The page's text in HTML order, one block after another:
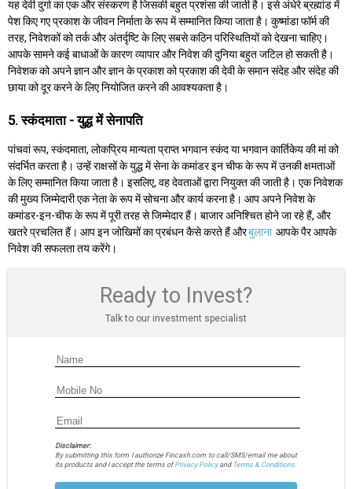
यह देवी दुर्गा का एक और संस्करण है जिसकी बहुत प्रशंसा की जाती है। इसे अंधेरे ब्रह्मांड में
पेश किए गए प्रकाश के जीवन निर्माता के रूप में सम्मानित किया जाता है। कुष्मांडा फॉर्म की
तरह, निवेशकों को तर्क और अंतर्दृष्टि के लिए सबसे कठिन परिस्थितियों को देखना चाहिए।
आपके सामने कई बाधाओं के कारण व्यापार और निवेश की दुनिया बहुत जटिल हो सकती है।
निवेशक को अपने ज्ञान और ज्ञान के प्रकाश को प्रकाश की देवी के समान संदेह और संदेह की
छाया को दूर करने के लिए नियोजित करने की आवश्यकता है।
5. स्कंदमाता - युद्ध में सेनापति
पांचवां रूप, स्कंदमाता, लोकप्रिय मान्यता प्राप्त भगवान स्कंद या भगवान कार्तिकेय की मां को
संदर्भित करता है। उन्हें राक्षसों के युद्ध में सेना के कमांडर इन चीफ के रूप में उनकी क्षमताओं
के लिए सम्मानित किया जाता है। इसलिए, वह देवताओं द्वारा नियुक्त की जाती है। एक निवेशक
की मुख्य जिम्मेदारी एक नेता के रूप में सोचना और कार्य करना है। आप अपने निवेश के
कमांडर-इन-चीफ के रूप में पूरी तरह से जिम्मेदार हैं। बाजार अनिश्चित होने जा रहे हैं, और
खतरे प्रचलित हैं। आप इन जोखिमों का प्रबंधन कैसे करते हैं औरबुलाना आपके पैर आपके
निवेश की सफलता तय करेंगे।
Ready to Invest?
Talk to our investment specialist
Disclaimer:
By submitting this form I authorize Fincash.com to call/SMS/email me about
its products and I accept the terms ofPrivacy Policyand Terms & Conditions.